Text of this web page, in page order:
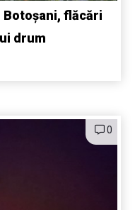
flăcări
drum
0